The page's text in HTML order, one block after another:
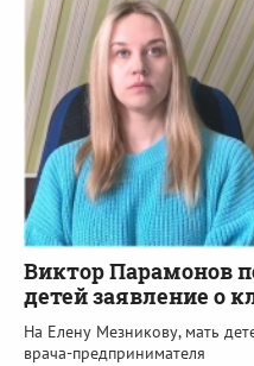
Виктор Парамонов
детей заявление о
На Елену Мезникову, мать
врача-предпринимателя